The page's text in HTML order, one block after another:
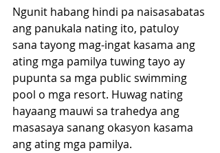
Ngunit habang hindi pa naisasabatas
ang panukala nating ito, patuloy
sana tayong mag-ingat kasama ang
ating mga pamilya tuwing tayo ay
pupunta sa mga public swimming
pool o mga resort. Huwag nating
hayaang mauwi sa trahedya ang
masasaya sanang okasyon kasama
ang ating mga pamilya.